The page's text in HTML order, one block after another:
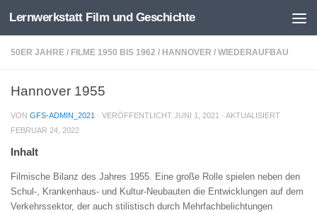
Zum Inhalt springen
Lernwerkstatt Film und Geschichte
50ER JAHRE / FILME 1950 BIS 1962 / HANNOVER / WIEDERAUFBAU
Hannover 1955
VON GFS-ADMIN_2021 · VERÖFFENTLICHT JUNI 1, 2021 · AKTUALISIERT
FEBRUAR 24, 2022
Inhalt
Filmische Bilanz des Jahres 1955. Eine große Rolle spielen neben den
Schul-, Krankenhaus- und Kultur-Neubauten die Entwicklungen auf dem
Verkehrssektor, der auch stilistisch durch Mehrfachbelichtungen